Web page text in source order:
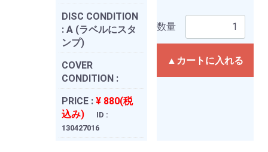
DISC CONDITION
: A (ラベルにスタ
ンプ)
COVER
CONDITION :
PRICE : ¥ 880(税
込み)
ID :
130427016
数量
▲カートに入れる